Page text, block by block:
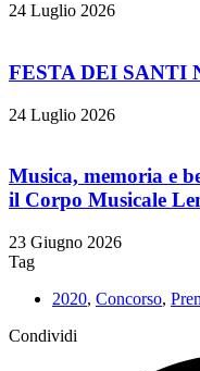
24 Luglio 2026
FESTA DEI SANTI
24 Luglio 2026
Musica, memoria e
il Corpo Musicale
23 Giugno 2026
Tag
2020, Concorso,
Condividi